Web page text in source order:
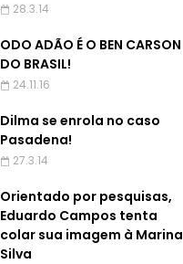
28.3.14
ODO ADÃO É O BEN CARSON
DO BRASIL!
24.11.16
Dilma se enrola no caso
Pasadena!
27.3.14
Orientado por pesquisas,
Eduardo Campos tenta
colar sua imagem à Marina
Silva